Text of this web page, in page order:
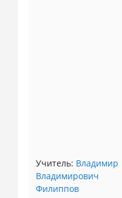
Учитель: Владимир
Владимирович
Филиппов